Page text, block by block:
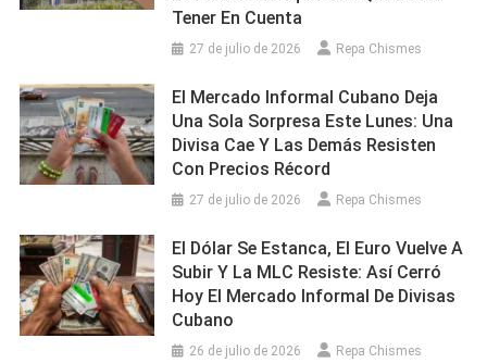
Tener En Cuenta
27 de julio de 2026 Repa Chismes
El Mercado Informal Cubano Deja
Una Sola Sorpresa Este Lunes: Una
Divisa Cae Y Las Demás Resisten
Con Precios Récord
27 de julio de 2026 Repa Chismes
El Dólar Se Estanca, El Euro Vuelve A
Subir Y La MLC Resiste: Así Cerró
Hoy El Mercado Informal De Divisas
Cubano
26 de julio de 2026 Repa Chismes